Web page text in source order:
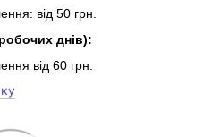
від 50 грн.
робочих днів):
від 60 грн.